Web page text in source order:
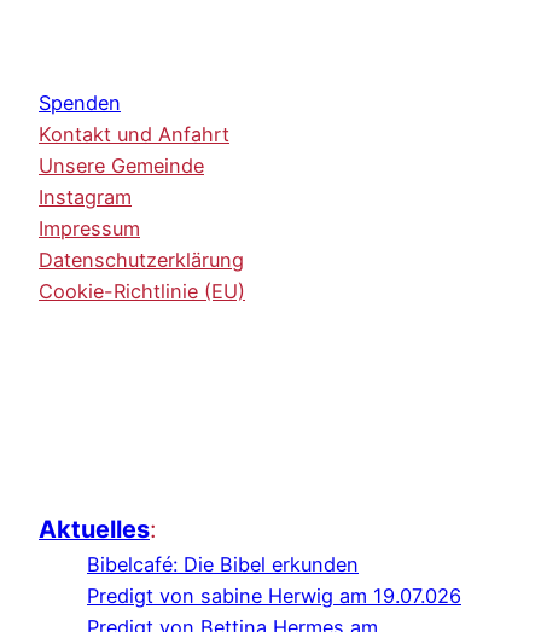
Spenden
Kontakt und Anfahrt
Unsere Gemeinde
Instagram
Impressum
Datenschutzerklärung
Cookie-Richtlinie (EU)
Aktuelles:
Bibelcafé: Die Bibel erkunden
Predigt von sabine Herwig am 19.07.026